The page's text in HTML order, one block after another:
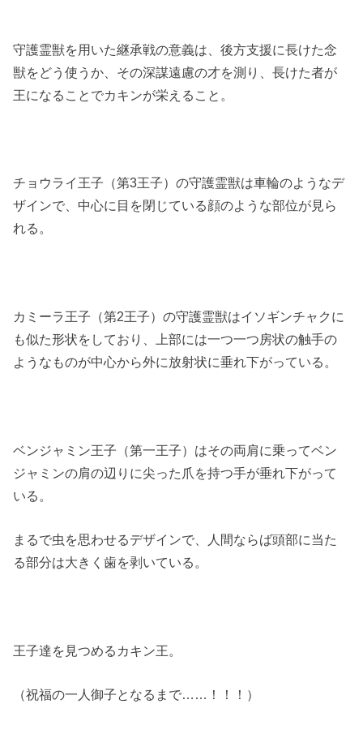
守護霊獣を用いた継承戦の意義は、後方支援に長けた念
獣をどう使うか、その深謀遠慮の才を測り、長けた者が
王になることでカキンが栄えること。
チョウライ王子（第3王子）の守護霊獣は車輪のようなデ
ザインで、中心に目を閉じている顔のような部位が見ら
れる。
カミーラ王子（第2王子）の守護霊獣はイソギンチャクに
も似た形状をしており、上部には一つ一つ房状の触手の
ようなものが中心から外に放射状に垂れ下がっている。
ベンジャミン王子（第一王子）はその両肩に乗ってベン
ジャミンの肩の辺りに尖った爪を持つ手が垂れ下がって
いる。
まるで虫を思わせるデザインで、人間ならば頭部に当た
る部分は大きく歯を剥いている。
王子達を見つめるカキン王。
（祝福の一人御子となるまで……！！！）